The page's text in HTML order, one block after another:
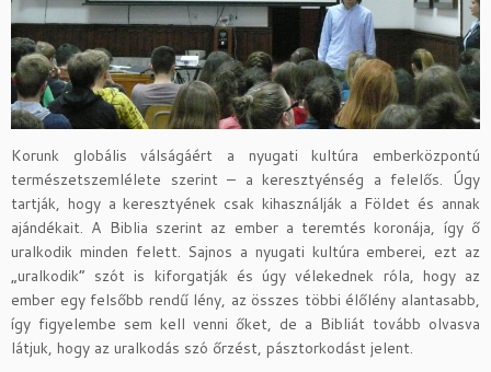
Korunk globális válságáért a nyugati kultúra emberközpontú
természetszemlélete szerint – a keresztyénség a felelős. Úgy
tartják, hogy a keresztyének csak kihasználják a Földet és annak
ajándékait. A Biblia szerint az ember a teremtés koronája, így ő
uralkodik minden felett. Sajnos a nyugati kultúra emberei, ezt az
„uralkodik” szót is kiforgatják és úgy vélekednek róla, hogy az
ember egy felsőbb rendű lény, az összes többi élőlény alantasabb,
így figyelembe sem kell venni őket, de a Bibliát tovább olvasva
látjuk, hogy az uralkodás szó őrzést, pásztorkodást jelent.